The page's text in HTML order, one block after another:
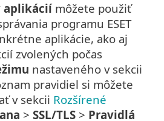
aplikáciímôžete použiť
programu ESET
aplikácie, ako aj
zvolených počas
nastaveného v sekcii
pravidiel si môžete
v sekcii Rozšírené
> SSL/TLS > Pravidlá